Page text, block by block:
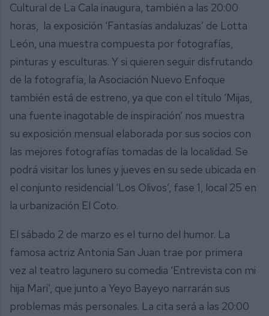
Cultural de La Cala inaugura, también a las 20:00
horas, la exposición ‘Fantasías andaluzas’ de Lotta
León, una muestra compuesta por fotografías,
pinturas y esculturas. Y si quieren seguir disfrutando
de la fotografía, la Asociación Nuevo Enfoque
también está de estreno, ya que con el título ‘Mijas,
una fuente inagotable de inspiración’ nos muestra
su exposición mensual elaborada por sus socios con
las mejores fotografías tomadas de la localidad. Se
podrá visitar los lunes y jueves en su sede ubicada en
el conjunto residencial ‘Los Olivos’, fase 1, local 25 en
la urbanización El Coto.
El sábado 2 de marzo es el turno del humor. La
famosa actriz Antonia San Juan trae por primera
vez al teatro lagunero su comedia ‘Entrevista con mi
hija Mari’, que junto a Yeyo Bayeyo narrarán sus
problemas más personales. La cita será a las 20:00